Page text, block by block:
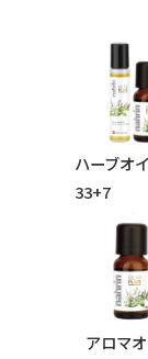
ハーブオ
33+7
シリーズ
アロマ